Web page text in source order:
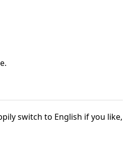
switch to English if you like,